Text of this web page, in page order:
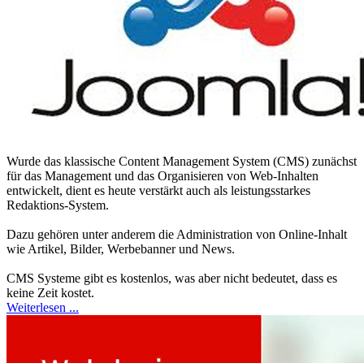
Wurde das klassische Content Management System (CMS) zunächst
für das Management und das Organisieren von Web-Inhalten
entwickelt, dient es heute verstärkt auch als leistungsstarkes
Redaktions-System.
Dazu gehören unter anderem die Administration von Online-Inhalt
wie Artikel, Bilder, Werbebanner und News.
CMS Systeme gibt es kostenlos, was aber nicht bedeutet, dass es
keine Zeit kostet.
Weiterlesen ...